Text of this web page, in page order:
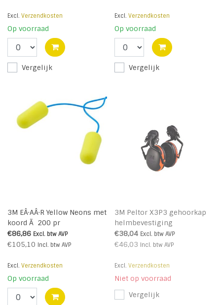
Excl. Verzendkosten
Op voorraad
Vergelijk
Excl. Verzendkosten
Op voorraad
Vergelijk
3M EÂ·AÂ·R Yellow Neons met
koord Ã 200 pr
€86,86 Excl. btw AVP
€105,10 Incl. btw AVP
Excl. Verzendkosten
Op voorraad
3M Peltor X3P3 gehoorkap
helmbevestiging
€38,04 Excl. btw AVP
€46,03 Incl. btw AVP
Excl. Verzendkosten
Niet op voorraad
Vergelijk